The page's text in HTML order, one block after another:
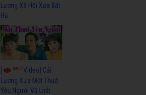
Lương Xã Hội Xưa Bất
Hủ
6397Video] Cải
Lương Xưa Một Thuở
Yêu Người Vũ Linh